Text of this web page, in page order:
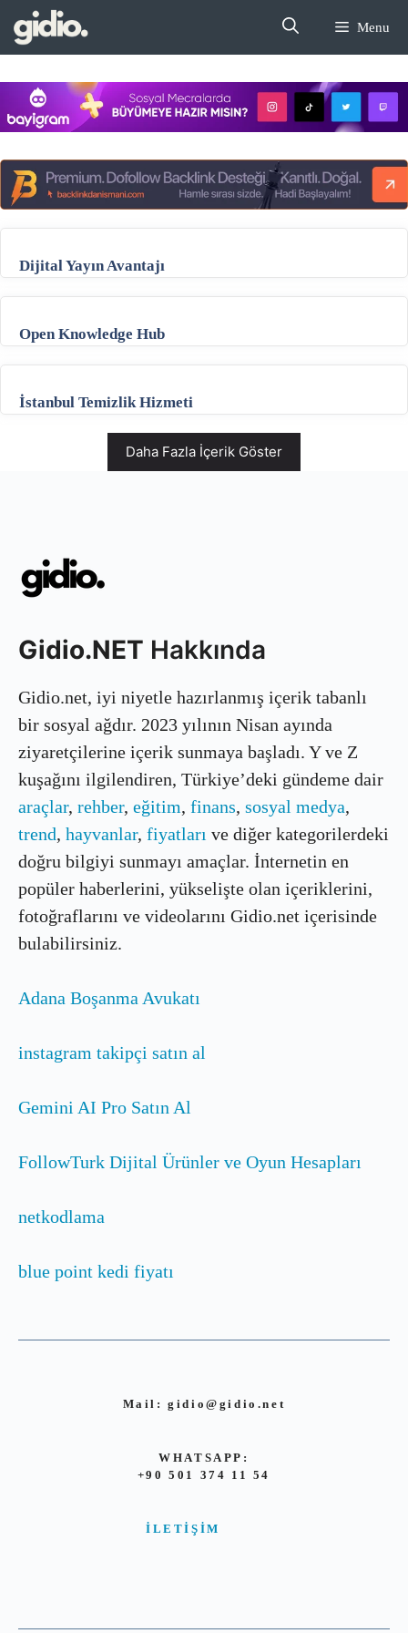
İçeriğe
atla
Menu
Dijital Yayın Avantajı
Open Knowledge Hub
İstanbul Temizlik Hizmeti
Daha Fazla İçerik Göster
Gidio.NET Hakkında
Gidio.net, iyi niyetle hazırlanmış içerik tabanlı
bir sosyal ağdır. 2023 yılının Nisan ayında
ziyaretçilerine içerik sunmaya başladı. Y ve Z
kuşağını ilgilendiren, Türkiye’deki gündeme dair
araçlar, rehber, eğitim, finans, sosyal medya,
trend, hayvanlar, fiyatları ve diğer kategorilerdeki
doğru bilgiyi sunmayı amaçlar. İnternetin en
popüler haberlerini, yükselişte olan içeriklerini,
fotoğraflarını ve videolarını Gidio.net içerisinde
bulabilirsiniz.
Adana Boşanma Avukatı
instagram takipçi satın al
Gemini AI Pro Satın Al
FollowTurk Dijital Ürünler ve Oyun Hesapları
netkodlama
blue point kedi fiyatı
Mail: gidio@gidio.net
WHATSAPP:
+90 501 374 11 54
İLETIŞIM